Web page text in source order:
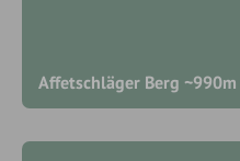
Affetschläger Berg ~990m